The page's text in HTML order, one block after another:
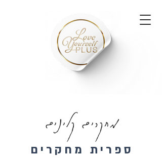
מחקרים קלינים
ספרית מחקרים